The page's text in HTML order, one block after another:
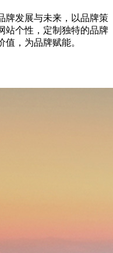
牌发展与未来，以品牌策
站个性，定制独特的品牌
，为品牌赋能。